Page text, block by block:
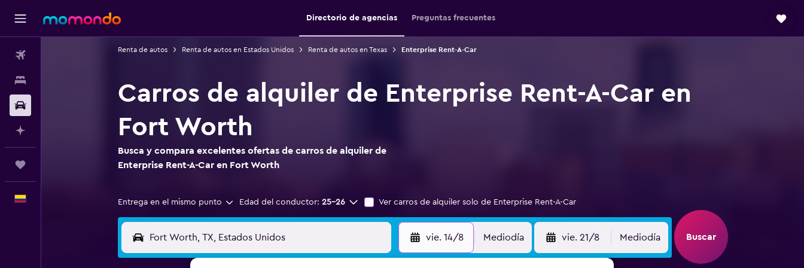
Directorio de agencias Preguntas frecuentes
Renta de autos Renta de autos en Estados Unidos Renta de autos en Texas Enterprise Rent-A-Car
Carros de alquiler de Enterprise Rent-A-Car en
Fort Worth
Busca y compara excelentes ofertas de carros de alquiler de
Enterprise Rent-A-Car en Fort Worth
Entrega en el mismo punto Edad del conductor: 25-26 Ver carros de alquiler solo de Enterprise Rent-A-Car
vie. 14/8 Mediodía vie. 21/8 Mediodía Buscar